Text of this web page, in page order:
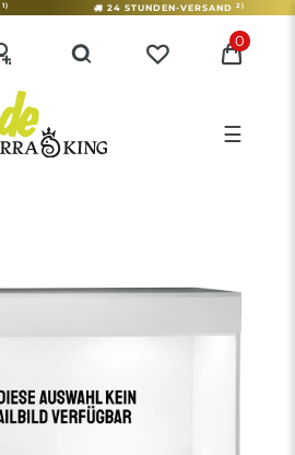
1) 24 STUNDEN-VERSAND 2)
0
☰